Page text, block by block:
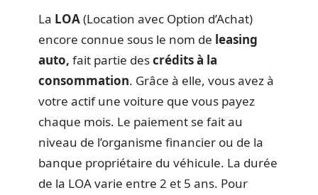
La LOA(Location avec Option d’Achat)
encore connue sous le nom de leasing
auto, fait partie descrédits à la
consommation. Grâce à elle, vous avez à
votre actif une voiture que vous payez
chaque mois. Le paiement se fait au
niveau de l’organisme financier ou de la
banque propriétaire du véhicule. La durée
de la LOA varie entre 2 et 5 ans. Pour